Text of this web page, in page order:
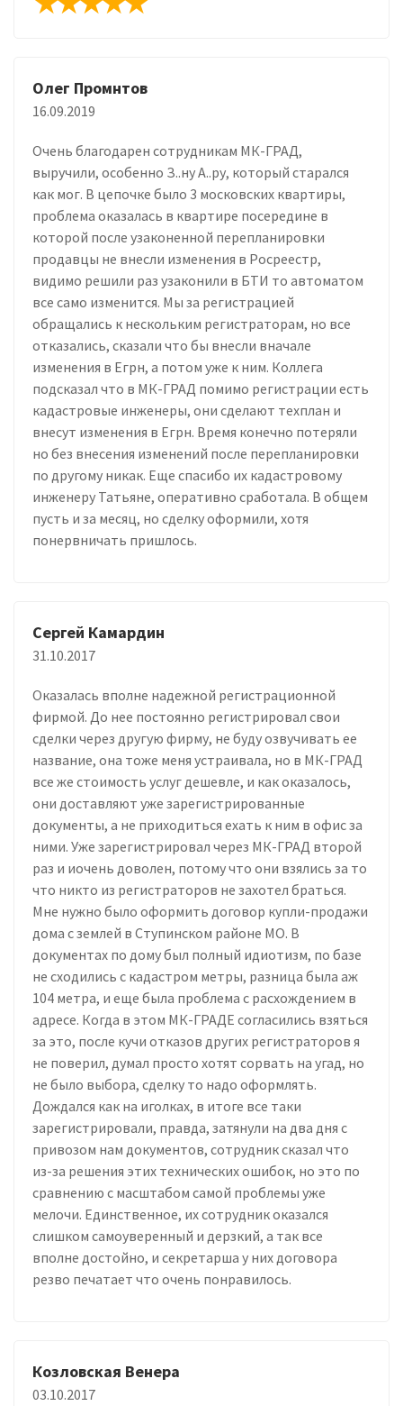
Олег Промнтов
16.09.2019
Очень благодарен сотрудникам МК-ГРАД,
выручили, особенно З..ну А..ру, который старался
как мог. В цепочке было 3 московских квартиры,
проблема оказалась в квартире посередине в
которой после узаконенной перепланировки
продавцы не внесли изменения в Росреестр,
видимо решили раз узаконили в БТИ то автоматом
все само изменится. Мы за регистрацией
обращались к нескольким регистраторам, но все
отказались, сказали что бы внесли вначале
изменения в Егрн, а потом уже к ним. Коллега
подсказал что в МК-ГРАД помимо регистрации есть
кадастровые инженеры, они сделают техплан и
внесут изменения в Егрн. Время конечно потеряли
но без внесения изменений после перепланировки
по другому никак. Еще спасибо их кадастровому
инженеру Татьяне, оперативно сработала. В общем
пусть и за месяц, но сделку оформили, хотя
понервничать пришлось.
Сергей Камардин
31.10.2017
Оказалась вполне надежной регистрационной
фирмой. До нее постоянно регистрировал свои
сделки через другую фирму, не буду озвучивать ее
название, она тоже меня устраивала, но в МК-ГРАД
все же стоимость услуг дешевле, и как оказалось,
они доставляют уже зарегистрированные
документы, а не приходиться ехать к ним в офис за
ними. Уже зарегистрировал через МК-ГРАД второй
раз и иочень доволен, потому что они взялись за то
что никто из регистраторов не захотел браться.
Мне нужно было оформить договор купли-продажи
дома с землей в Ступинском районе МО. В
документах по дому был полный идиотизм, по базе
не сходились с кадастром метры, разница была аж
104 метра, и еще была проблема с расхождением в
адресе. Когда в этом МК-ГРАДЕ согласились взяться
за это, после кучи отказов других регистраторов я
не поверил, думал просто хотят сорвать на угад, но
не было выбора, сделку то надо оформлять.
Дождался как на иголках, в итоге все таки
зарегистрировали, правда, затянули на два дня с
привозом нам документов, сотрудник сказал что
из-за решения этих технических ошибок, но это по
сравнению с масштабом самой проблемы уже
мелочи. Единственное, их сотрудник оказался
слишком самоуверенный и дерзкий, а так все
вполне достойно, и секретарша у них договора
резво печатает что очень понравилось.
Козловская Венера
03.10.2017